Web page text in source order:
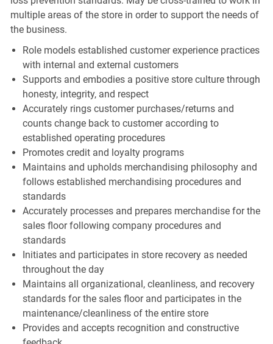
multiple areas of the store in order to support the needs of
the business.
Role models established customer experience practices
with internal and external customers
Supports and embodies a positive store culture through
honesty, integrity, and respect
Accurately rings customer purchases/returns and
counts change back to customer according to
established operating procedures
Promotes credit and loyalty programs
Maintains and upholds merchandising philosophy and
follows established merchandising procedures and
standards
Accurately processes and prepares merchandise for the
sales floor following company procedures and
standards
Initiates and participates in store recovery as needed
throughout the day
Maintains all organizational, cleanliness, and recovery
standards for the sales floor and participates in the
maintenance/cleanliness of the entire store
Provides and accepts recognition and constructive